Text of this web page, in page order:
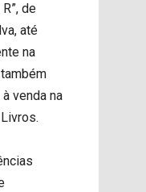
de
até
na
venda na